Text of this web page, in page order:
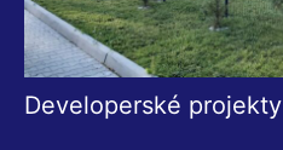
Developerské projekty